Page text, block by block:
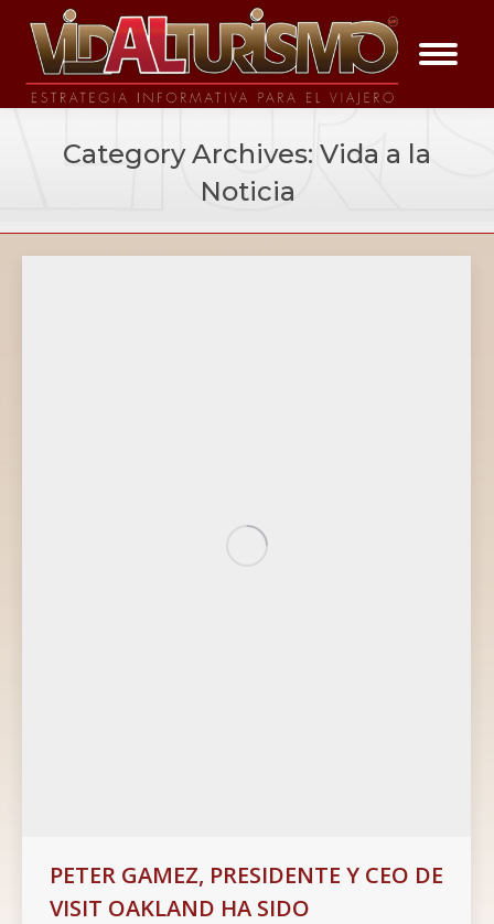
Category Archives: Vida a la
Noticia
PETER GAMEZ, PRESIDENTE Y CEO DE
VISIT OAKLAND HA SIDO